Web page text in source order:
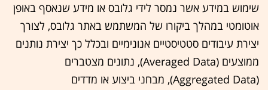
שימוש במידע אשר נמסר לידי גלובס או מידע שנאסף באופן
אוטומטי במהלך ביקורו של המשתמש באתר גלובס, לצורך
יצירת עיבודים סטטיסטיים אנונימיים ובכלל כך יצירת נותנים
ממוצעים (Averaged Data), נתונים מצטברים
(Aggregated Data), מבחני ביצוע או מדדים